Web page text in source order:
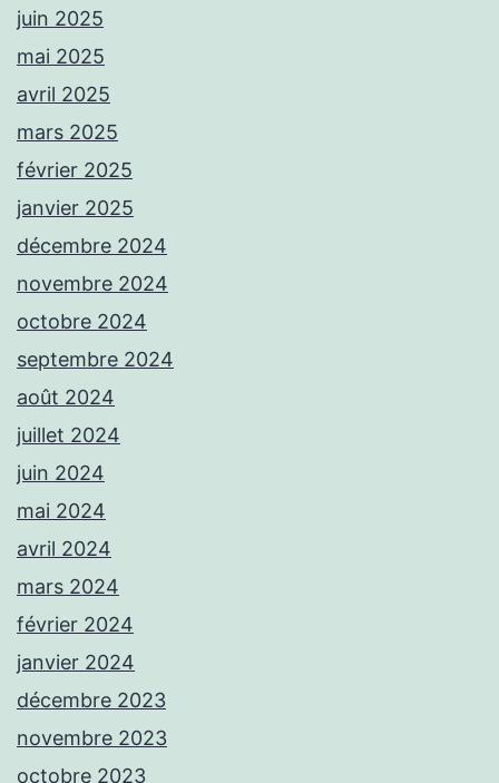
juin 2025
mai 2025
avril 2025
mars 2025
février 2025
janvier 2025
décembre 2024
novembre 2024
octobre 2024
septembre 2024
août 2024
juillet 2024
juin 2024
mai 2024
avril 2024
mars 2024
février 2024
janvier 2024
décembre 2023
novembre 2023
octobre 2023